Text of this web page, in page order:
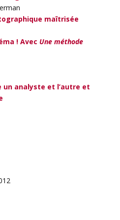
maîtrisée
! Avec Une méthode
un analyste et l’autre et